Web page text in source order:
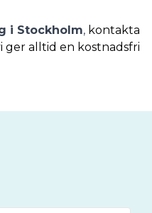
i Stockholm, kontakta
ger alltid en kostnadsfri